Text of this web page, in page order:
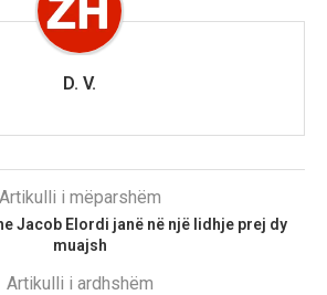
D. V.
Artikulli i mëparshëm
Jacob Elordi janë në një lidhje prej dy
muajsh
Artikulli i ardhshëm